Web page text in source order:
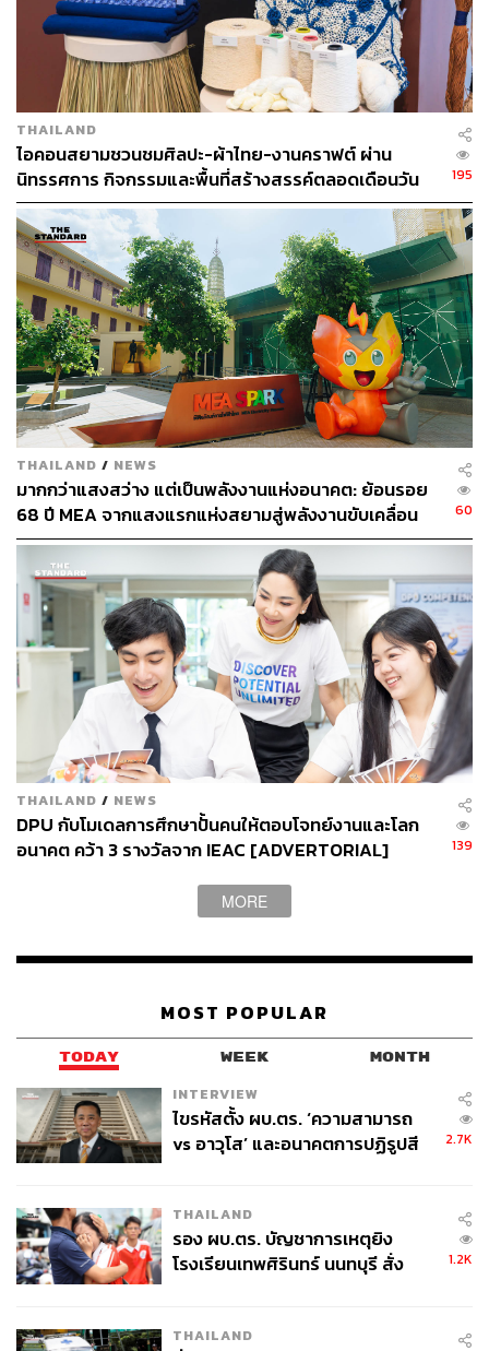
วิภาส ปวโรจน์กิจ กรรมการผู้จัดการ บริษัท ฟรีสแลนด์คัมพิ
น่า (ประเทศไทย) จำกัด (มหาชน) เปิดเผยถึงการพัฒนา
ผลิตภัณฑ์ครั้งนี้ว่า “โฟร์โมสต์มุ่งมั่นสร้างรากฐานแห่ง
อนาคตให้เด็กไทยผ่านโภชนาการที่ดี โดยเราไม่ได้เป็นเพียงผู้
ผลิตนม แต่เป็น ‘คู่คิด’ ที่นำมาตรฐานระดับโลกจาก
เนเธอร์แลนด์มาผสานความเข้าใจในเด็กไทยอย่างลึกซึ้ง เพื่อ
สร้างความพร้อมในการเรียนรู้และก้าวทันโลกยุคใหม่ จึงเป็น
ที่มาของ ‘โฟร์โมสต์ โอเมก้า สมาร์ท ซูเปอร์ โกลด์’ ซึ่งถือ
เป็นมาตรฐานใหม่ที่รวมนวัตกรรมโภชนาการระดับสูง เพื่อ
ดูแลทั้งการคิดและการเติบโตอย่างเต็มศักยภาพของเด็กวัย
เรียนรู้ โดยเราจะยังไม่หยุดพัฒนายกระดับโภชนาการให้ก้าว
ทันโลกที่ไม่เคยหยุดนิ่ง เพื่อส่งมอบสิ่งที่ดีที่สุดให้เด็กไทย
เติบโตอย่างมีคุณภาพในระยะยาว”
ด้านพรีเซนเตอร์ พุฒ-พุฒิชัย และ จุ๋ย-วรัทยา นิลคูหา ร่วม
แชร์ประสบการณ์การเลี้ยง น้องพีเจ พร้อมสะท้อนมุมมอง
ของพ่อแม่ยุคใหม่ว่า “หัวใจสำคัญของการเลี้ยงลูกคือการ
ทำให้เขามีความสุขและมีร่างกายที่พร้อมสำหรับการเรียนรู้
ซึ่งโภชนาการที่ตรงจุดคือสิ่งที่พ่อแม่มั่นใจได้มากที่สุด และ
การมีตัวช่วยอย่างโฟร์โมสต์ โอเมก้า สมาร์ท ซูเปอร์ โกลด์
ช่วยตอบโจทย์การดูแลลูกยุคนี้ได้ทั้งเรื่องสมองและภูมิคุ้มกัน
ทำให้ลูกกล้าออกไปค้นพบสิ่งใหม่ ๆ และเติบโตเป็นตัวเองได้
อย่างเต็มที่”
การเปิดตัว Foremost Omega Smart Super Gold ครั้งนี้จึง
สะท้อนความเป็นผู้นำตลาดนม UHT สำหรับเด็ก และความ
THAILAND
ไอคอนสยามชวนชมศิลปะ-ผ้าไทย-งานคราฟต์ ผ่าน
นิทรรศการ กิจกรรมและพื้นที่สร้างสรรค์ตลอดเดือนวัน
แม่ [ADVERTORIAL]
195
THAILAND / NEWS
มากกว่าแสงสว่าง แต่เป็นพลังงานแห่งอนาคต: ย้อนรอย
68 ปี MEA จากแสงแรกแห่งสยามสู่พลังงานขับเคลื่อน
เมือง ผ่าน MEA SPARK
60
THAILAND / NEWS
DPU กับโมเดลการศึกษาปั้นคนให้ตอบโจทย์งานและโลก
อนาคต คว้า 3 รางวัลจาก IEAC [ADVERTORIAL]
139
MORE
MOST POPULAR
TODAY WEEK MONTH
INTERVIEW
ไขรหัสตั้ง ผบ.ตร. ‘ความสามารถ
vs อาวุโส’ และอนาคตการปฏิรูปสี
2.7K
THAILAND
รอง ผบ.ตร. บัญชาการเหตุยิง
โรงเรียนเทพศิรินทร์ นนทบุรี สั่ง
1.2K
THAILAND